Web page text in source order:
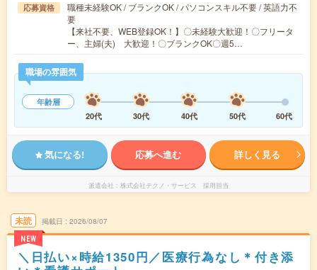
応募資格
職種未経験OK / ブランクOK / パソコンスキル不要 / 英語力不
要
【来社不要、WEB登録OK！】〇未経験大歓迎！〇フリータ
ー、主婦(夫) 大歓迎！〇ブランクOK〇週5…
職場の雰囲気
年齢層
20代
30代 40代 50代 60代
気になる! 応募へ進む 詳しく見る
派遣会社 株式会社テクノ・サービス 採用担当
未読
NEW
掲載日 2026/08/07
＼日払い×時給1350円／医療行為なし＊付き添